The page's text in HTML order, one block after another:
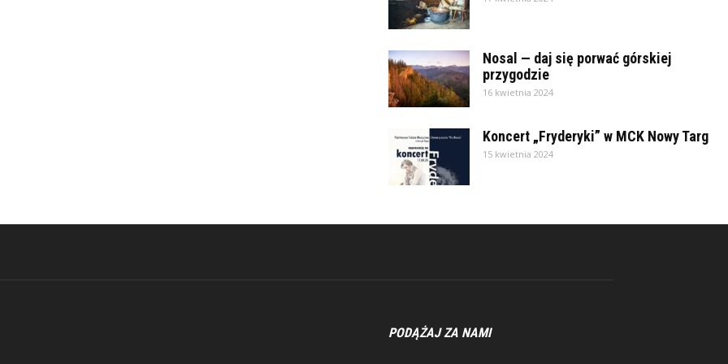
Nosal — daj się porwać górskiej
przygodzie
16 kwietnia 2024
Koncert „Fryderyki” w MCK Nowy Targ
15 kwietnia 2024
PODĄŻAJ ZA NAMI